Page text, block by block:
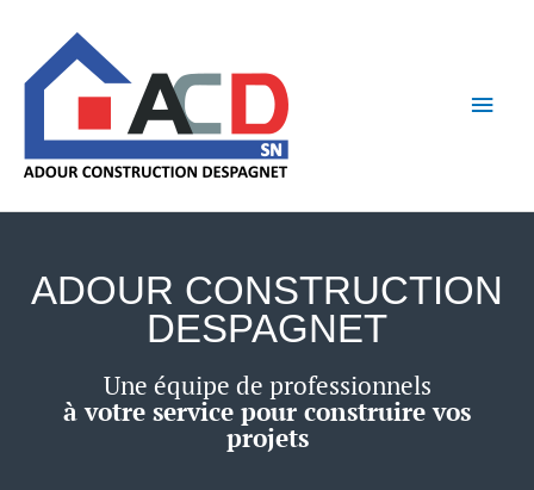
contenu
ADOUR CONSTRUCTION
DESPAGNET
Une équipe de professionnels
à votre service pour construire vos
projets